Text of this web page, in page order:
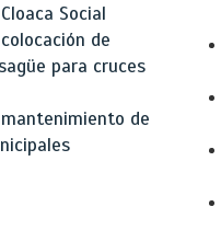
Social
de
para cruces
de